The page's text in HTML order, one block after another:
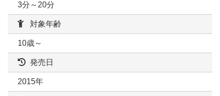
3分～20分
対象年齢
10歳～
発売日
2015年